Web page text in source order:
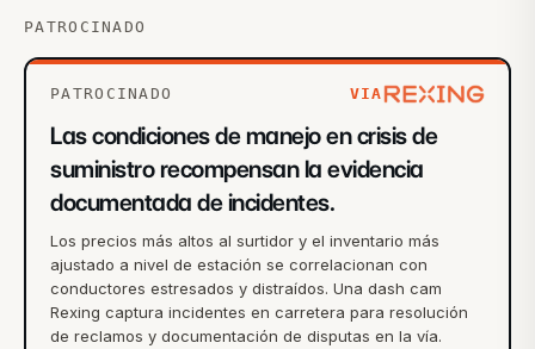
PATROCINADO
PATROCINADO VIA
Las condiciones de manejo en crisis de
suministro recompensan la evidencia
documentada de incidentes.
Los precios más altos al surtidor y el inventario más
ajustado a nivel de estación se correlacionan con
conductores estresados y distraídos. Una dash cam
Rexing captura incidentes en carretera para resolución
de reclamos y documentación de disputas en la vía.